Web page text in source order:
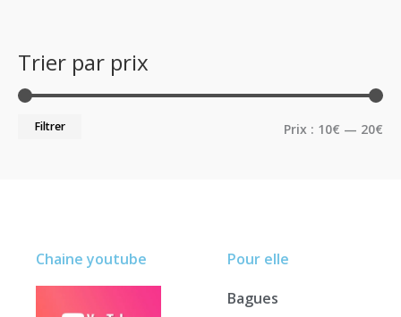
Trier par prix
Filtrer Prix : 10€ — 20€
Pour elle
Bagues
Chaine youtube